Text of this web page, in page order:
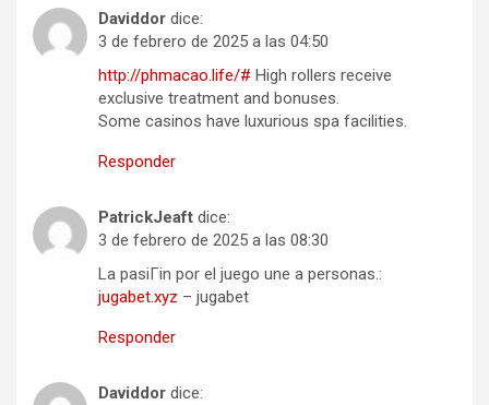
Daviddor dice:
3 de febrero de 2025 a las 04:50
http://phmacao.life/# High rollers receive
exclusive treatment and bonuses.
Some casinos have luxurious spa facilities.
Responder
PatrickJeaft dice:
3 de febrero de 2025 a las 08:30
La pasiГіn por el juego une a personas.:
jugabet.xyz – jugabet
Responder
Daviddor dice: